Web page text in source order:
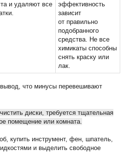
и удаляют все
эффективность
зависит
от правильно
подобранного
средства. Не все
химикаты способны
снять краску или
лак.
что минусы перевешивают
диски, требуется тщательная
помещение или комната.
купить инструмент, фен, шпатель,
и выделить свободное